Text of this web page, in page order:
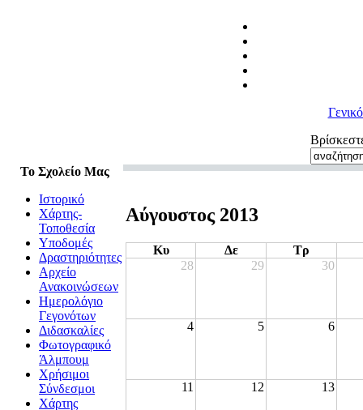
Το Σχολείο Μας
Ιστορικό
Χάρτης-
Τοποθεσία
Υποδομές
Δραστηριότητες
Αρχείο
Ανακοινώσεων
Hμερολόγιο
Γεγονότων
Διδασκαλίες
Φωτογραφικό
Άλμπουμ
Χρήσιμοι
Σύνδεσμοι
Χάρτης
Αύγουστος 2013
Κυ Δε
Tρ
28
29 30
4 5 6
11 12 13